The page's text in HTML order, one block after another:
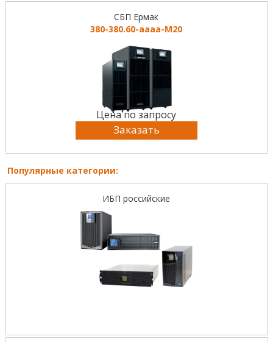
СБП Ермак
380-380.60-аааа-М20
Цена по запросу
Заказать
Популярные категории:
ИБП российские